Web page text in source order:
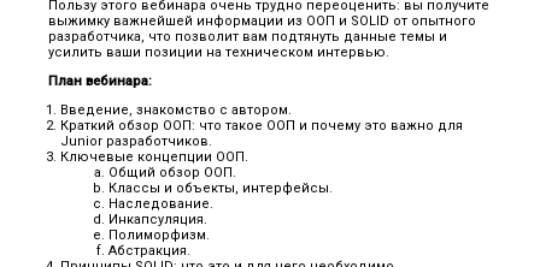
Пользу этого вебинара очень трудно переоценить: вы получите
выжимку важнейшей информации из ООП и SOLID от опытного
разработчика, что позволит вам подтянуть данные темы и
усилить ваши позиции на техническом интервью.
План вебинара:
Введение, знакомство с автором.
Краткий обзор ООП: что такое ООП и почему это важно для
Junior разработчиков.
Ключевые концепции ООП.
Общий обзор ООП.
Классы и объекты, интерфейсы.
Наследование.
Инкапсуляция.
Полиморфизм.
Абстракция.